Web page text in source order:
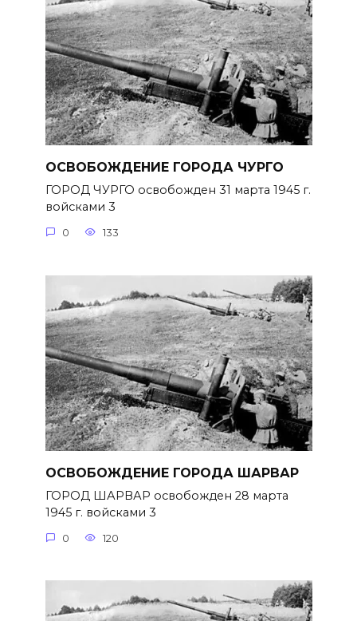
ОСВОБОЖДЕНИЕ ГОРОДА ЧУРГО
ГОРОД ЧУРГО освобожден 31 марта 1945 г.
войсками 3
0 133
ОСВОБОЖДЕНИЕ ГОРОДА ШАРВАР
ГОРОД ШАРВАР освобожден 28 марта
1945 г. войсками 3
0 120